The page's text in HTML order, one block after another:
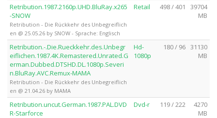
Retribution.1987.2160p.UHD.BluRay.x265
-SNOW
Retribution - Die Rückkehr des Unbegreiflich
en @ 25.05.26 by SNOW - Sprache: Englisch
Retail 498 / 401
39704
MB
Retribution.-.Die.Rueckkehr.des.Unbegr
eiflichen.1987.4K.Remastered.Unrated.G
erman.Dubbed.DTSHD.DL.1080p.Severi
n.BluRay.AVC.Remux-MAMA
Retribution - Die Rückkehr des Unbegreiflich
en @ 21.04.26 by MAMA
Hd-
1080p
180 / 96 31130
MB
Retribution.uncut.German.1987.PAL.DVD
R-Starforce
Dvd-r 119 / 222
4270
MB